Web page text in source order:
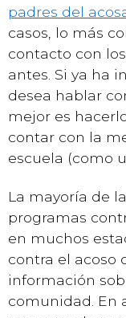
padres del
casos, lo más
contacto con
antes. Si ya ha
desea hablar
mejor es
contar con la
escuela (como
La mayoría de
programas
en muchos
contra el acoso
información
comunidad. En